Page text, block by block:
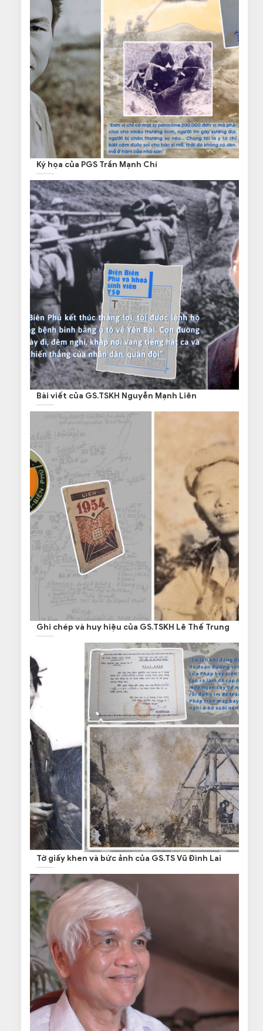
Ký họa của PGS Trần Mạnh Chí
Bài viết của GS.TSKH Nguyễn Mạnh Liên
Ghi chép và huy hiệu của GS.TSKH Lê Thế Trung
Tờ giấy khen và bức ảnh của GS.TS Vũ Đình Lai